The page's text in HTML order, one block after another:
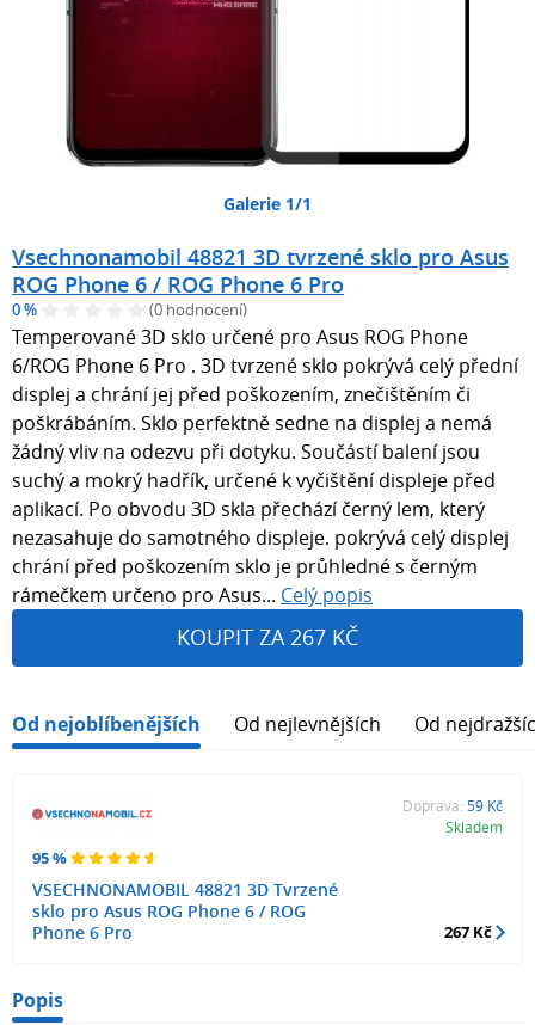
Galerie 1/1
Vsechnonamobil 48821 3D tvrzené sklo pro Asus
ROG Phone 6 / ROG Phone 6 Pro
0 % (0 hodnocení)
Temperované 3D sklo určené pro Asus ROG Phone
6/ROG Phone 6 Pro . 3D tvrzené sklo pokrývá celý přední
displej a chrání jej před poškozením, znečištěním či
poškrábáním. Sklo perfektně sedne na displej a nemá
žádný vliv na odezvu při dotyku. Součástí balení jsou
suchý a mokrý hadřík, určené k vyčištění displeje před
aplikací. Po obvodu 3D skla přechází černý lem, který
nezasahuje do samotného displeje. pokrývá celý displej
chrání před poškozením sklo je průhledné s černým
rámečkem určeno pro Asus... Celý popis
KOUPIT ZA 267 KČ
Od nejoblíbenějších Od nejlevnějších Od
95 %
VSECHNONAMOBIL 48821 3D Tvrzené
sklo pro Asus ROG Phone 6 / ROG
Phone 6 Pro
Doprava: 59 Kč
Skladem
267 Kč
Popis